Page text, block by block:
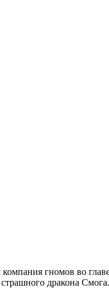
гномов во
дракона